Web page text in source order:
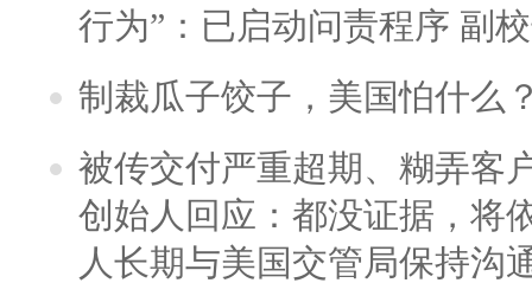
行为”：已启动问责程序 副
制裁瓜子饺子，美国怕什么
被传交付严重超期、糊弄客
创始人回应：都没证据，将
人长期与美国交管局保持沟